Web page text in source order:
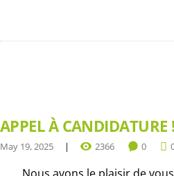
APPEL À CANDIDATURE
May 19, 2025 2366 0